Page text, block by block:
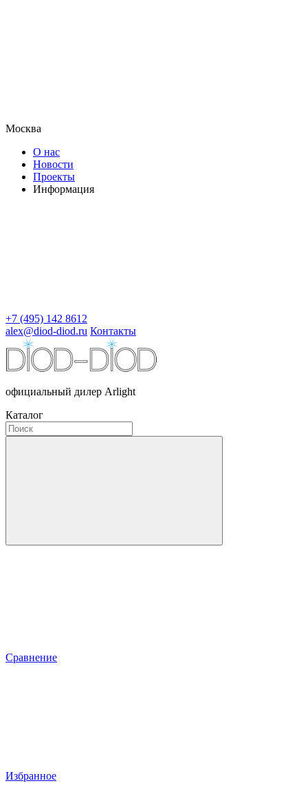
Москва
О нас
Новости
Проекты
Информация
+7 (495) 142 8612
alex@diod-diod.ru Контакты
официальный дилер Arlight
Каталог
Сравнение
Избранное